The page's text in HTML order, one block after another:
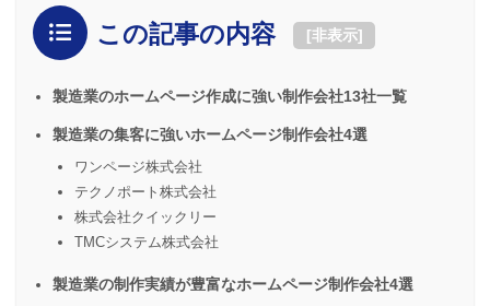
この記事の内容 [非表示]
製造業のホームページ作成に強い制作会社13社一覧
製造業の集客に強いホームページ制作会社4選
ワンページ株式会社
テクノポート株式会社
株式会社クイックリー
TMCシステム株式会社
製造業の制作実績が豊富なホームページ制作会社4選